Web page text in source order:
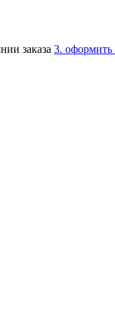
заказа 3. оформить